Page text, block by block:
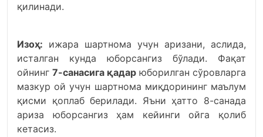
қилинади.
Изоҳ: ижара шартнома учун аризани, аслида,
исталган кунда юборсангиз бўлади. Фақат
ойнинг 7-санасига қадар юборилган сўровларга
мазкур ой учун шартнома миқдорининг маълум
қисми қоплаб берилади. Яъни ҳатто 8-санада
ариза юборсангиз ҳам кейинги ойга қолиб
кетасиз.